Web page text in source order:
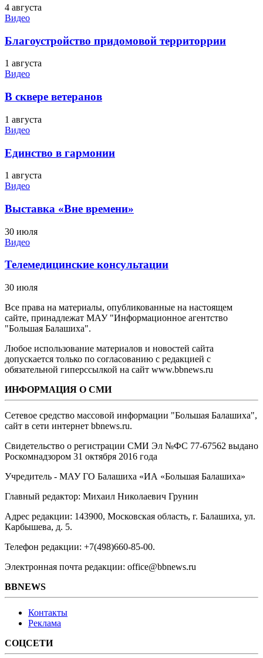
4 августа
Видео
Благоустройство придомовой территоррии
1 августа
Видео
В сквере ветеранов
1 августа
Видео
Единство в гармонии
1 августа
Видео
Выставка «Вне времени»
30 июля
Видео
Телемедицинские консультации
30 июля
Все права на материалы, опубликованные на настоящем
сайте, принадлежат МАУ "Информационное агентство
"Большая Балашиха".
Любое использование материалов и новостей сайта
допускается только по согласованию с редакцией с
обязательной гиперссылкой на сайт www.bbnews.ru
ИНФОРМАЦИЯ О СМИ
Сетевое средство массовой информации "Большая Балашиха",
сайт в сети интернет bbnews.ru.
Свидетельство о регистрации СМИ Эл №ФС ‎77-67562 выдано
Роскомнадзором 31 октября 2016 года
Учредитель - МАУ ГО Балашиха «ИА «Большая Балашиха»
Главный редактор: Михаил Николаевич Грунин
Адрес редакции: 143900, Московская область, г. Балашиха, ул.
Карбышева, д. 5.
Телефон редакции: +7(498)660-85-00.
Электронная почта редакции: office@bbnews.ru
BBNEWS
Контакты
Реклама
СОЦСЕТИ